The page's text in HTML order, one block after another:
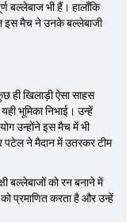
बल्लेबाज भी हैं। हालाँकि
इस मैच ने उनके बल्लेबाजी
ही खिलाड़ी ऐसा साहस
भूमिका निभाई। उन्हें
उन्होंने इस मैच में भी
पटेल ने मैदान में उतरकर टीम
बल्लेबाजों को रन बनाने में
प्रमाणित करता है और उन्हें